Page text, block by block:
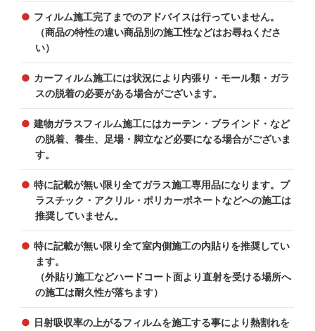
フィルム施工完了までのアドバイスは行っていません。
（商品の特性の違い商品別の施工性などはお尋ねくださ
い）
カーフィルム施工には状況により内張り・モール類・ガラ
スの脱着の必要がある場合がございます。
建物ガラスフィルム施工にはカーテン・ブラインド・など
の脱着、養生、足場・脚立など必要になる場合がございま
す。
特に記載が無い限り全てガラス施工専用品になります。プ
ラスチック・アクリル・ポリカーポネートなどへの施工は
推奨していません。
特に記載が無い限り全て室内側施工の内貼りを推奨してい
ます。
（外貼り施工などハードコート面より直射を受ける場所へ
の施工は耐久性が落ちます）
日射吸収率の上がるフィルムを施工する事により熱割れを